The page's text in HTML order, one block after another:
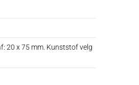
20 x 75 mm. Kunststof velg